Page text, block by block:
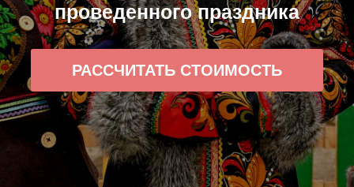
проведенного праздника
РАССЧИТАТЬ СТОИМОСТЬ